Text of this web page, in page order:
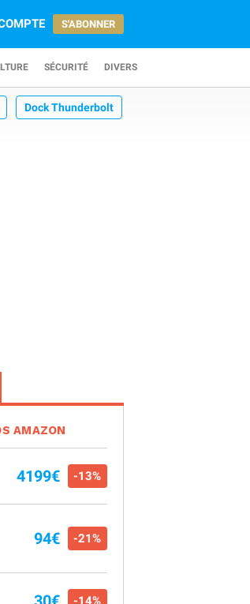
S'ABONNER
SÉCURITÉ DIVERS
Dock Thunderbolt
AMAZON
4199€ -13%
94€ -21%
-14%